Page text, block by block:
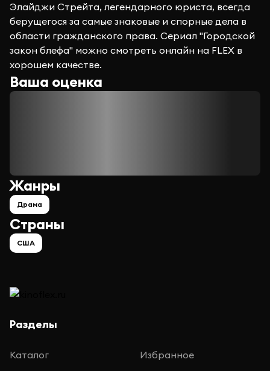
Элайджи Стрейта, легендарного юриста, всегда
берущегося за самые знаковые и спорные дела в
области гражданского права. Сериал "Городской
закон блефа" можно смотреть онлайн на FLEX в
хорошем качестве.
Ваша оценка
Страны
США
Жанры
Драма
Разделы
Каталог Избранное